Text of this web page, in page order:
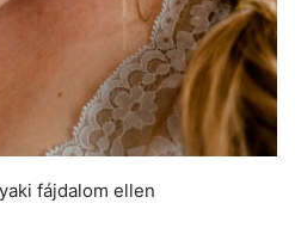
fájdalom ellen